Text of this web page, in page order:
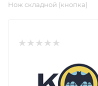
Нож складной (кнопка)